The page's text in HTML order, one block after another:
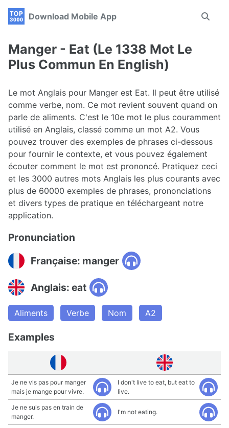
Skip
navigation
Skip
Skip
Download Mobile App
Toggle
Manger - Eat (Le 1338 Mot Le
Plus Commun En English)
Le mot Anglais pour Manger est Eat. Il peut être utilisé
comme verbe, nom. Ce mot revient souvent quand on
parle de aliments. C'est le 10e mot le plus couramment
utilisé en Anglais, classé comme un mot A2. Vous
pouvez trouver des exemples de phrases ci-dessous
pour fournir le contexte, et vous pouvez également
écouter comment le mot est prononcé. Pratiquez ceci
et les 3000 autres mots Anglais les plus courants avec
plus de 60000 exemples de phrases, prononciations
et divers types de pratique en téléchargeant notre
application.
Pronunciation
Française: manger
Anglais: eat
Aliments Verbe Nom A2
Examples
Je ne vis pas pour manger
mais je mange pour vivre.
I don't live to eat, but eat to
live.
Je ne suis pas en train de
manger.
I'm not eating.